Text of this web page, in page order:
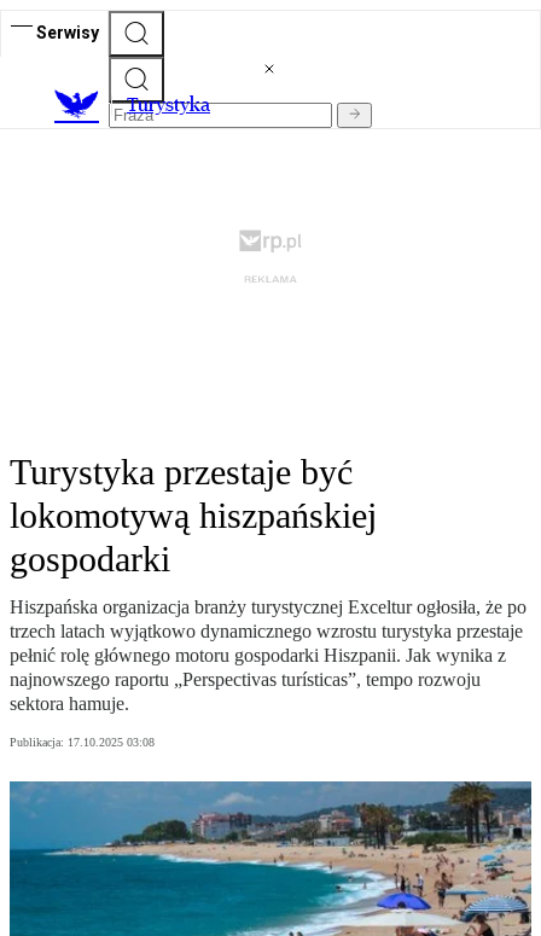
Serwisy
Turystyka
Turystyka przestaje być
lokomotywą hiszpańskiej
gospodarki
Hiszpańska organizacja branży turystycznej Exceltur ogłosiła, że po
trzech latach wyjątkowo dynamicznego wzrostu turystyka przestaje
pełnić rolę głównego motoru gospodarki Hiszpanii. Jak wynika z
najnowszego raportu „Perspectivas turísticas”, tempo rozwoju
sektora hamuje.
Publikacja: 17.10.2025 03:08